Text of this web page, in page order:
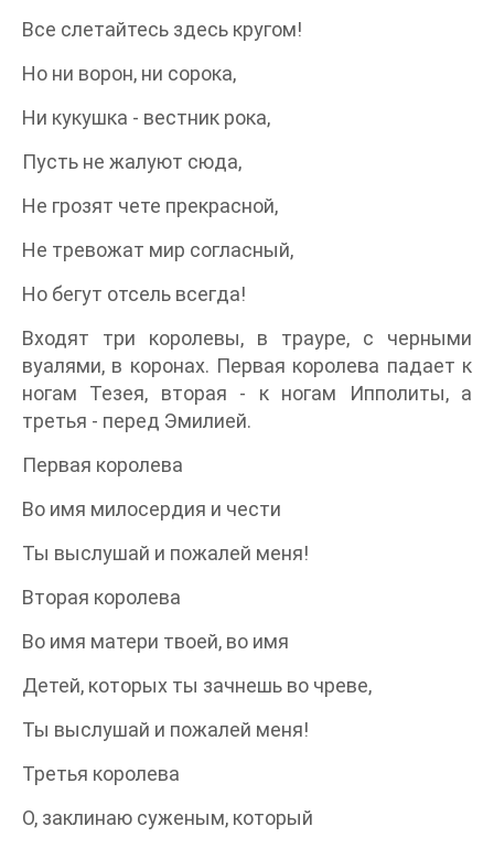
Все слетайтесь здесь кругом!
Но ни ворон, ни сорока,
Ни кукушка - вестник рока,
Пусть не жалуют сюда,
Не грозят чете прекрасной,
Не тревожат мир согласный,
Но бегут отсель всегда!
Входят три королевы, в трауре, с черными
вуалями, в коронах. Первая королева падает к
ногам Тезея, вторая - к ногам Ипполиты, а
третья - перед Эмилией.
Первая королева
Во имя милосердия и чести
Ты выслушай и пожалей меня!
Вторая королева
Во имя матери твоей, во имя
Детей, которых ты зачнешь во чреве,
Ты выслушай и пожалей меня!
Третья королева
О, заклинаю суженым, который